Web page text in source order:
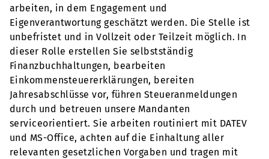
arbeiten, in dem Engagement und
Eigenverantwortung geschätzt werden. Die Stelle ist
unbefristet und in Vollzeit oder Teilzeit möglich. In
dieser Rolle erstellen Sie selbstständig
Finanzbuchhaltungen, bearbeiten
Einkommensteuererklärungen, bereiten
Jahresabschlüsse vor, führen Steueranmeldungen
durch und betreuen unsere Mandanten
serviceorientiert. Sie arbeiten routiniert mit DATEV
und MS-Office, achten auf die Einhaltung aller
relevanten gesetzlichen Vorgaben und tragen mit